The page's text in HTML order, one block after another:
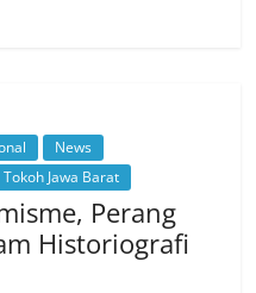
News
Tokoh Jawa Barat
Perang
Historiografi